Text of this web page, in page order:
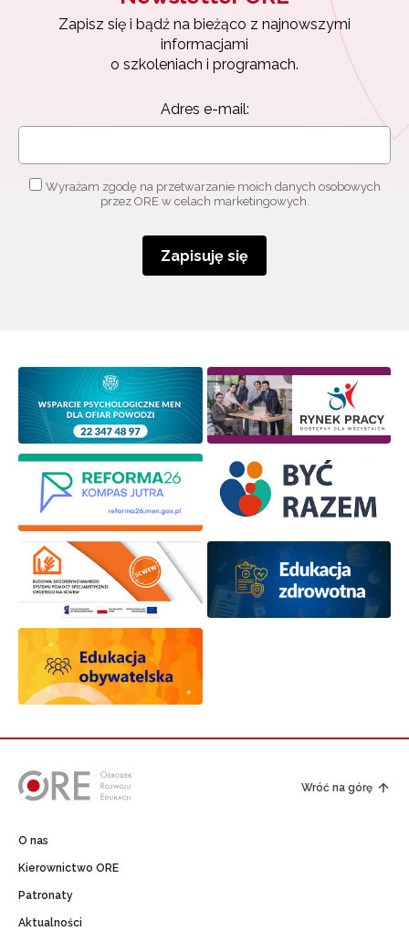
Zapisz się i bądź na bieżąco z najnowszymi
informacjami
o szkoleniach i programach.
Adres e-mail:
Wyrażam zgodę na przetwarzanie moich danych osobowych
przez ORE w celach marketingowych.
Zapisuję się
Wróć na górę
O nas
Kierownictwo ORE
Patronaty
Aktualności